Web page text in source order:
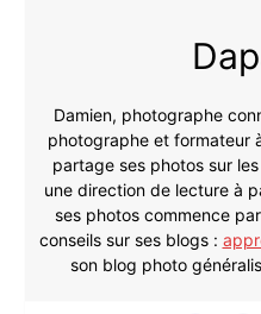
Damien, photographe
photographe et formateur
partage ses photos sur
une direction de lecture à
ses photos commence
conseils sur ses blogs :
son blog photo